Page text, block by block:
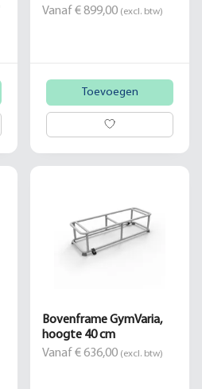
Vanaf € 899,00 (excl. btw)
Toevoegen
Bovenframe GymVaria,
hoogte 40 cm
Vanaf € 636,00 (excl. btw)